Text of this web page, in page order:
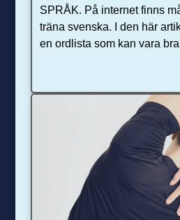
SPRÅK. På internet finns
träna svenska. I den här
en ordlista som kan vara